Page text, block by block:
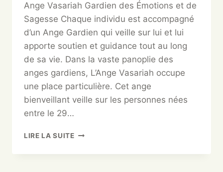
Ange Vasariah Gardien des Émotions et de
Sagesse Chaque individu est accompagné
d’un Ange Gardien qui veille sur lui et lui
apporte soutien et guidance tout au long
de sa vie. Dans la vaste panoplie des
anges gardiens, L’Ange Vasariah occupe
une place particulière. Cet ange
bienveillant veille sur les personnes nées
entre le 29…
LIRE LA SUITE